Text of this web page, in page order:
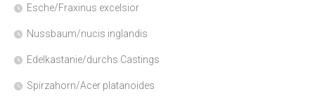
Esche/Fraxinus excelsior
Nussbaum/nucis inglandis
Edelkastanie/durchs Castings
Spirzahorn/Acer platanoides